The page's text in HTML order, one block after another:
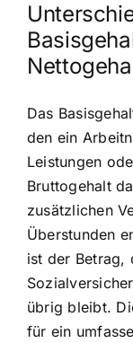
Das
den ein
Leistungen
Bruttogehalt
zusätzlichen
Überstunden
ist der Betrag,
übrig bleibt.
für ein